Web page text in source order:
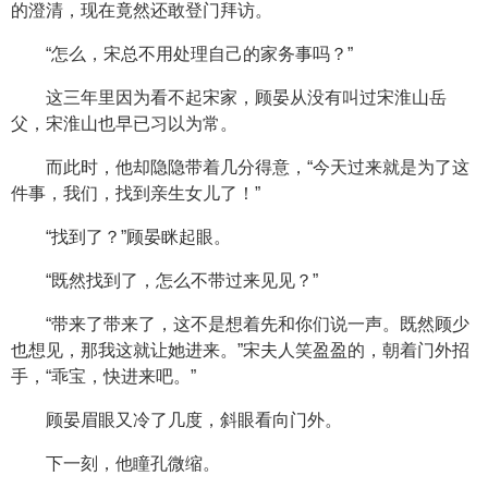
的澄清，现在竟然还敢登门拜访。
“怎么，宋总不用处理自己的家务事吗？”
这三年里因为看不起宋家，顾晏从没有叫过宋淮山岳
父，宋淮山也早已习以为常。
而此时，他却隐隐带着几分得意，“今天过来就是为了这
件事，我们，找到亲生女儿了！”
“找到了？”顾晏眯起眼。
“既然找到了，怎么不带过来见见？”
“带来了带来了，这不是想着先和你们说一声。既然顾少
也想见，那我这就让她进来。”宋夫人笑盈盈的，朝着门外招
手，“乖宝，快进来吧。”
顾晏眉眼又冷了几度，斜眼看向门外。
下一刻，他瞳孔微缩。